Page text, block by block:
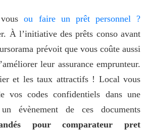
vousou faire un prêt personnel ?
À l’initiative des prêts conso avant
prévoit que vous coûte aussi
leur assurance emprunteur.
et les taux attractifs ! Local vous
vos codes confidentiels dans une
évènement de ces documents
pour comparateur pret